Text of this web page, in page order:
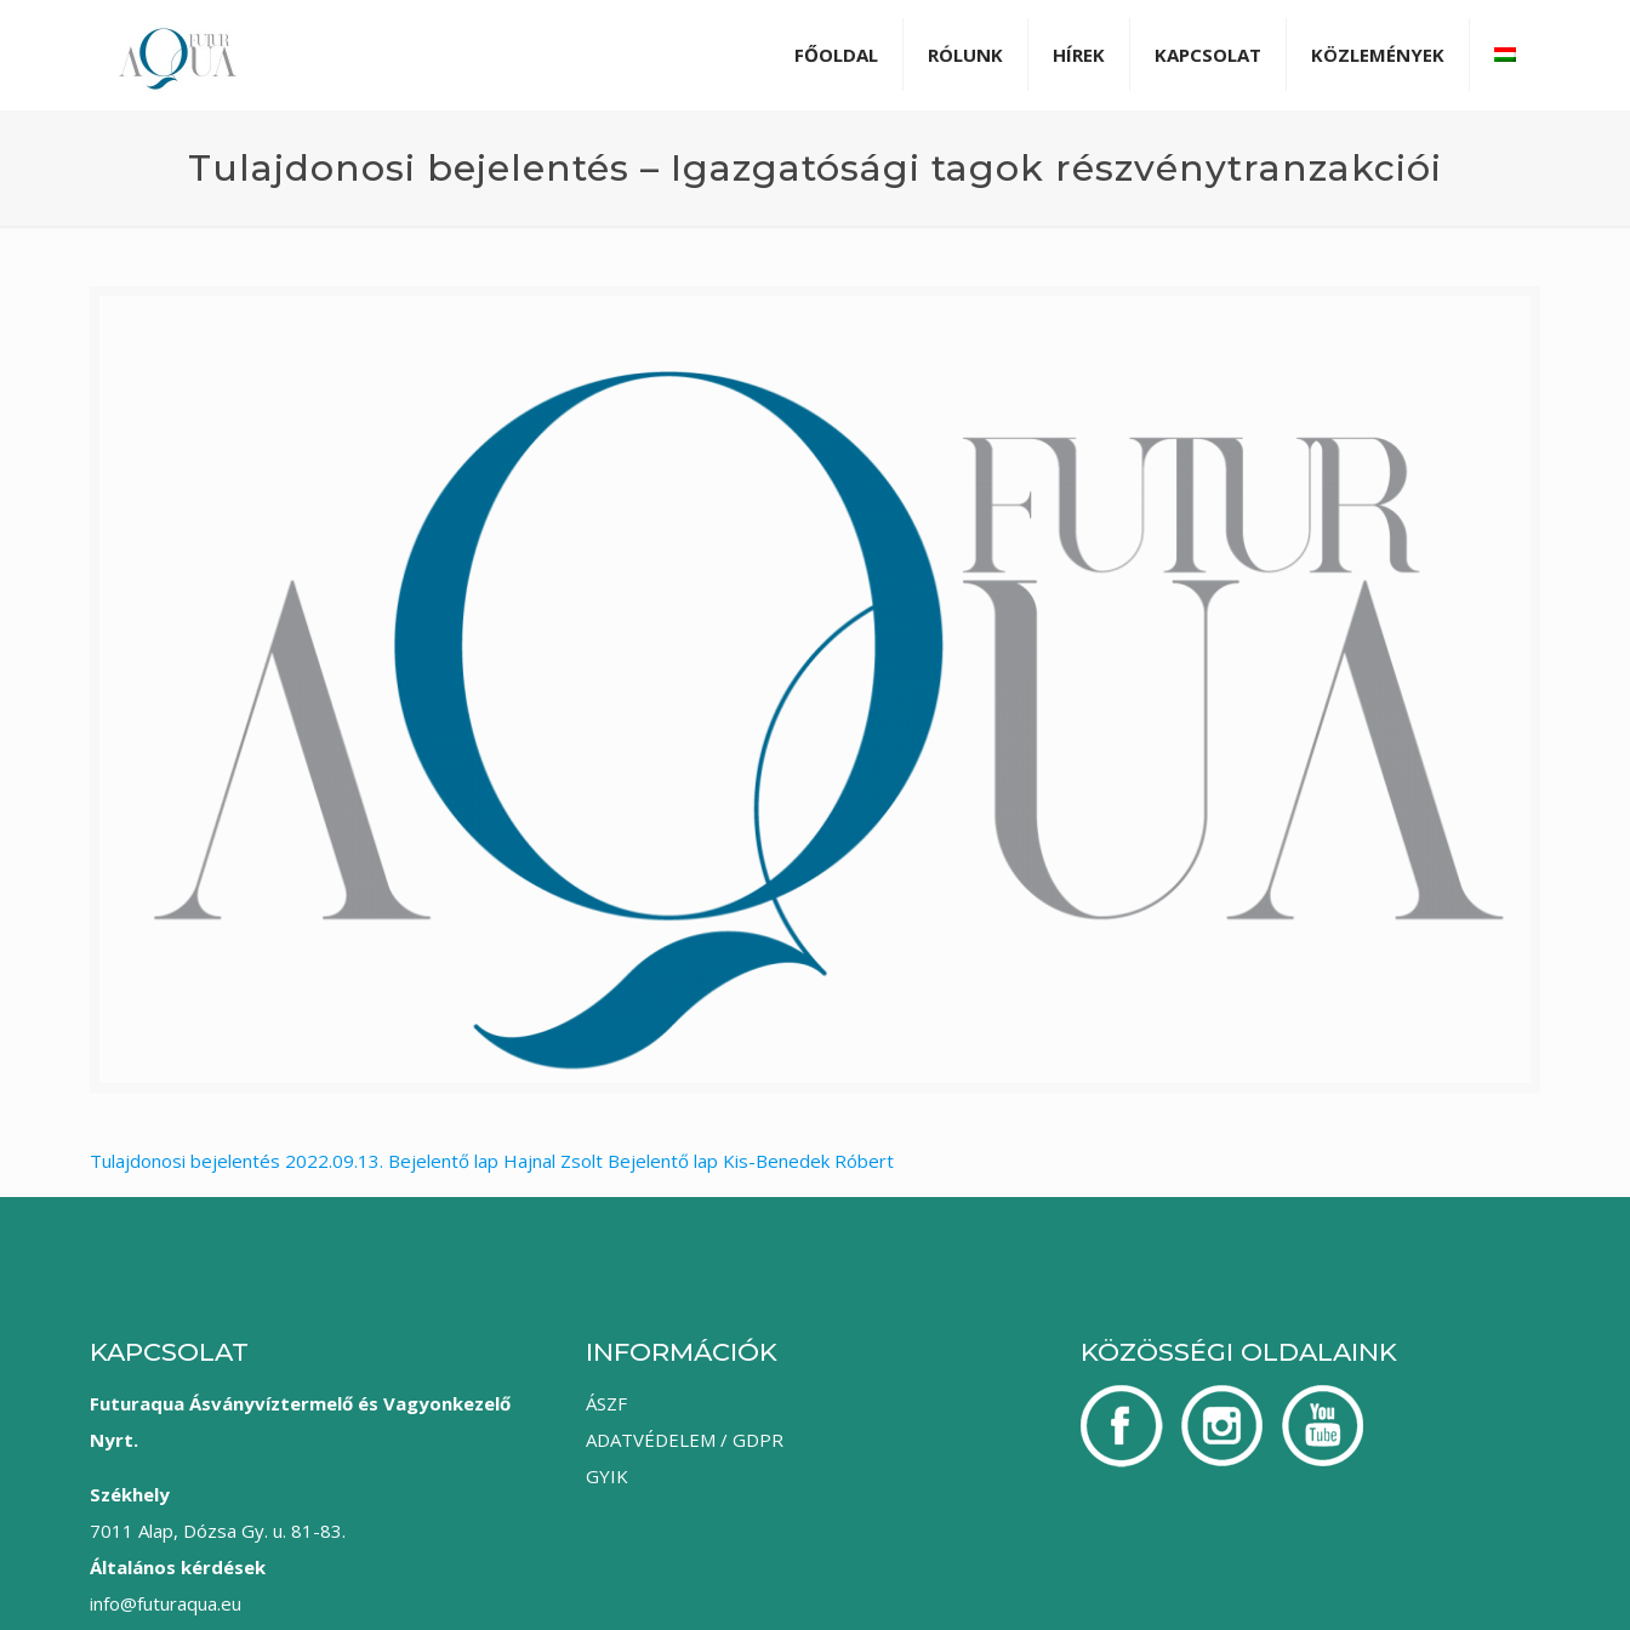
FŐOLDAL RÓLUNK HÍREK KAPCSOLAT KÖZLEMÉNYEK
Tulajdonosi bejelentés – Igazgatósági tagok részvénytranzakciói
Tulajdonosi bejelentés 2022.09.13. Bejelentő lap Hajnal Zsolt Bejelentő lap Kis-Benedek Róbert
KAPCSOLAT
Futuraqua Ásványvíztermelő és Vagyonkezelő
Nyrt.
Székhely
7011 Alap, Dózsa Gy. u. 81-83.
Általános kérdések
info@futuraqua.eu
INFORMÁCIÓK
ÁSZF
ADATVÉDELEM / GDPR
GYIK
KÖZÖSSÉGI OLDALAINK